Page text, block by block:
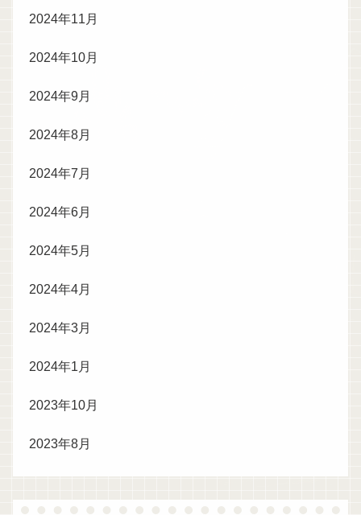
2024年11月
2024年10月
2024年9月
2024年8月
2024年7月
2024年6月
2024年5月
2024年4月
2024年3月
2024年1月
2023年10月
2023年8月